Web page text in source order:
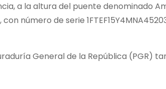
a la altura del puente denominado
número de serie
General de la República (PGR)